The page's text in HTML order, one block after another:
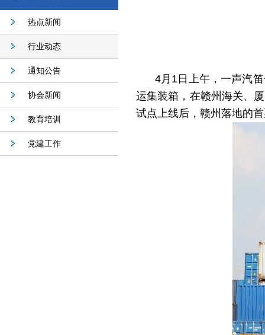
热点新闻
行业动态
通知公告
协会新闻
教育培训
党建工作
4月1日上午，一声汽
运集装箱，在赣州海关、
试点上线后，赣州落地的